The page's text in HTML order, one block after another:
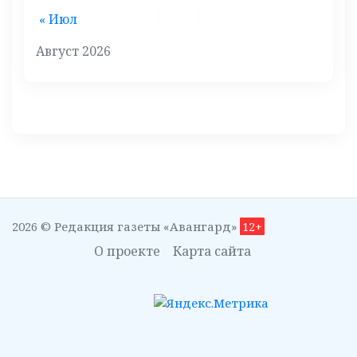
Август 2026
« Июл
2026 © Редакция газеты «Авангард» 12+
О проекте Карта сайта